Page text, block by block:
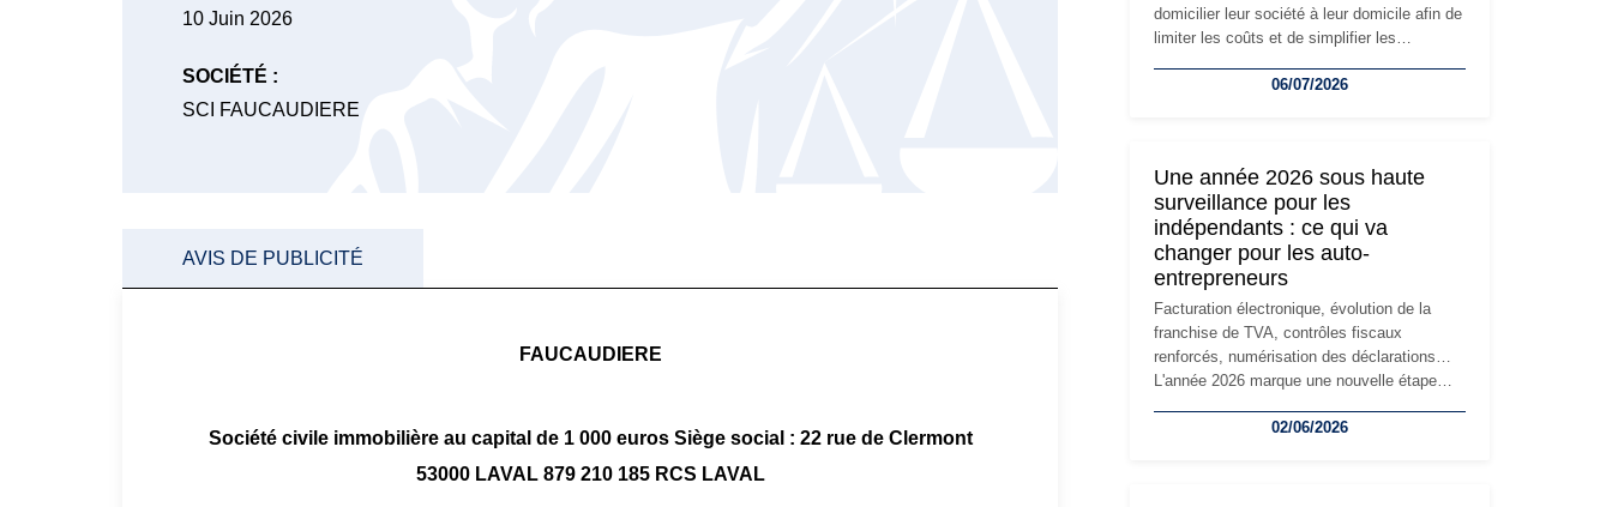
10 Juin 2026
SOCIÉTÉ :
SCI FAUCAUDIERE
AVIS DE PUBLICITÉ
FAUCAUDIERE
Société civile immobilière au capital de 1 000 euros Siège social : 22 rue de Clermont
53000 LAVAL 879 210 185 RCS LAVAL
domicilier leur société à leur domicile afin de
limiter les coûts et de simplifier les
l'activité, cette solution peut rapidement
siège social répond souvent à une nouvelle
étape de la vie de l'entreprise et implique
plusieurs formalités obligatoires.
06/07/2026
Une année 2026 sous haute
surveillance pour les
indépendants : ce qui va
changer pour les auto-
entrepreneurs
Facturation électronique, évolution de la
franchise de TVA, contrôles fiscaux
renforcés, numérisation des déclarations…
L'année 2026 marque une nouvelle étape
travailleurs indépendants. Si le régime de la
02/06/2026